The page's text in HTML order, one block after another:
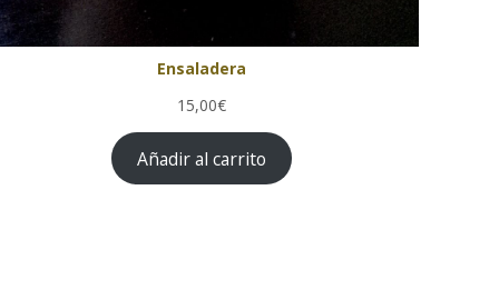
Ensaladera
15,00€
Añadir al carrito